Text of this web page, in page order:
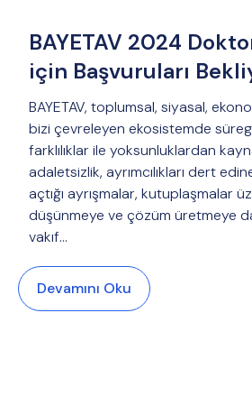
BAYETAV 2024
için Başvuruları
BAYETAV, toplumsal, siyasal,
bizi çevreleyen ekosistemde
farklılıklar ile yoksunluklardan
adaletsizlik, ayrımcılıkları dert
açtığı ayrışmalar, kutuplaşmalar
düşünmeye ve çözüm üretmeye
vakıf…
Devamını Oku